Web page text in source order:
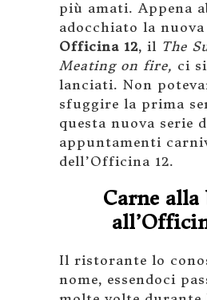
più amati. Appena
adocchiato la
Officina 12, il The
Meating on fire, ci
lanciati. Non
sfuggire la prima
questa nuova serie
appuntamenti
dell’Officina 12.
Carne alla
Il ristorante lo
nome, essendoci